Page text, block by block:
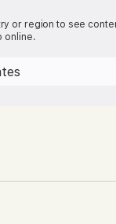
or region to see
online.